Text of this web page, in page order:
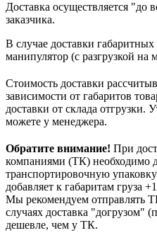
Доставка осуществляется "до
заказчика.
В случае доставки
манипулятор (с разгрузкой на
Стоимость доставки
зависимости от габаритов
доставки от склада отгрузки.
можете у менеджера.
Обратите внимание! При
компаниями (ТК) необходимо
транспортировочную
добавляет к габаритам груза
Мы рекомендуем отправлять
случаях доставка "догрузом"
дешевле, чем у ТК.